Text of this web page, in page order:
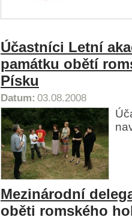
Účastníci Letní
památku obětí
Písku
Datum: 03.08.2008
Mezinárodní
oběti romského